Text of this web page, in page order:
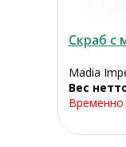
Скраб с
Madia
Вес
Временно